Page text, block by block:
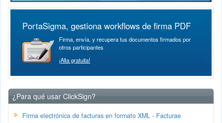
PortaSigma, gestiona workflows de firma PDF
Firma, envía, y recupera tus documentos firmados por
otros participantes
¡Alta gratuita!
¿Para qué usar ClickSign?
Firma electrónica de facturas en formato XML - Facturae